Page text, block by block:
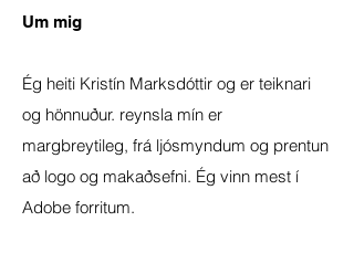
Um mig
Ég heiti Kristín Marksdóttir og er teiknari
og hönnuður. reynsla mín er
margbreytileg, frá ljósmyndum og prentun
að logo og makaðsefni. Ég vinn mest í
Adobe forritum.